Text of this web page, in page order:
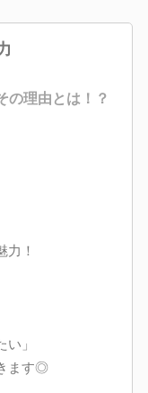
の理由とは！？
力！
」
ます◎